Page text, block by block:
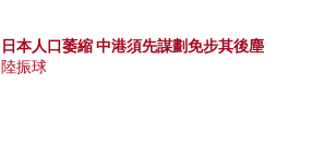
日本人口萎縮 中港須先謀劃免步其後塵
陸振球